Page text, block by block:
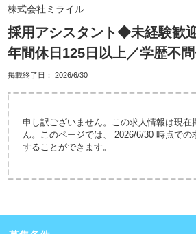
株式会社ミライル
採用アシスタント◆未経験歓
年間休日125日以上／学歴不
掲載終了日： 2026/6/30
申し訳ございません。この求人情報は現在
ん。このページでは、 2026/6/30 時点での
することができます。